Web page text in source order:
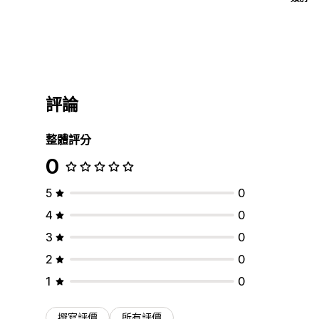
評論
整體評分
0
5
0
4
0
3
0
2
0
1
0